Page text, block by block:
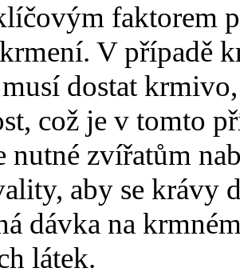
faktorem
V případě
dostat
což je v tomto
nutné zvířatům
aby se krávy
dávka na
látek.